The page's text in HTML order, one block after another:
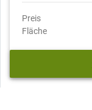
Preis
Fläche